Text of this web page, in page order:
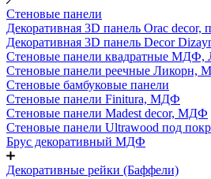
Стеновые панели
Декоративная 3D панель Orac decor,
Декоративная 3D панель Decor
Стеновые панели квадратные МДФ,
Стеновые панели реечные Ликорн,
Стеновые бамбуковые панели
Стеновые панели Finitura, МДФ
Стеновые панели Madest decor, МДФ
Стеновые панели Ultrawood под
Брус декоративный МДФ
Декоративные рейки (Баффели)